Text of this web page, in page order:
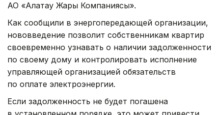
АО «Алатау Жарық Компаниясы».
Как сообщили в энергопередающей организации,
нововведение позволит собственникам квартир
своевременно узнавать о наличии задолженности
по своему дому и контролировать исполнение
управляющей организацией обязательств
по оплате электроэнергии.
Если задолженность не будет погашена